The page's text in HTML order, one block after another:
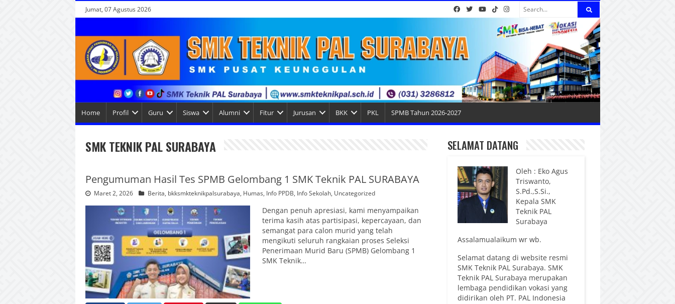
Jumat, 07 Agustus 2026
Home Profil Guru Siswa Alumni Fitur Jurusan BKK PKL SPMB Tahun 2026-2027
SMK TEKNIK PAL SURABAYA
Pengumuman Hasil Tes SPMB Gelombang 1 SMK Teknik PAL SURABAYA
Maret 2, 2026 Berita, bkksmkteknikpalsurabaya, Humas, Info PPDB, Info Sekolah, Uncategorized
Dengan penuh apresiasi, kami menyampaikan
terima kasih atas partisipasi, kepercayaan, dan
semangat para calon murid yang telah
mengikuti seluruh rangkaian proses Seleksi
Penerimaan Murid Baru (SPMB) Gelombang 1
SMK Teknik…
SELAMAT DATANG
Oleh : Eko Agus
Triswanto,
S.Pd.,S.Si.,
Kepala SMK
Teknik PAL
Surabaya
Assalamualaikum wr wb.
Selamat datang di website resmi
SMK Teknik PAL Surabaya. SMK
Teknik PAL Surabaya merupakan
lembaga pendidikan vokasi yang
didirikan oleh PT. PAL Indonesia